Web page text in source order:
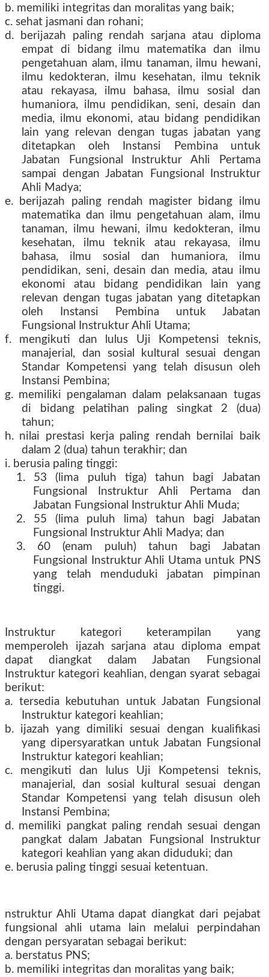
b. memiliki integritas dan moralitas yang baik;
c. sehat jasmani dan rohani;
d. berijazah paling rendah sarjana atau diploma
empat di bidang ilmu matematika dan ilmu
pengetahuan alam, ilmu tanaman, ilmu hewani,
ilmu kedokteran, ilmu kesehatan, ilmu teknik
atau rekayasa, ilmu bahasa, ilmu sosial dan
humaniora, ilmu pendidikan, seni, desain dan
media, ilmu ekonomi, atau bidang pendidikan
lain yang relevan dengan tugas jabatan yang
ditetapkan oleh Instansi Pembina untuk
Jabatan Fungsional Instruktur Ahli Pertama
sampai dengan Jabatan Fungsional Instruktur
Ahli Madya;
e. berijazah paling rendah magister bidang ilmu
matematika dan ilmu pengetahuan alam, ilmu
tanaman, ilmu hewani, ilmu kedokteran, ilmu
kesehatan, ilmu teknik atau rekayasa, ilmu
bahasa, ilmu sosial dan humaniora, ilmu
pendidikan, seni, desain dan media, atau ilmu
ekonomi atau bidang pendidikan lain yang
relevan dengan tugas jabatan yang ditetapkan
oleh Instansi Pembina untuk Jabatan
Fungsional Instruktur Ahli Utama;
f. mengikuti dan lulus Uji Kompetensi teknis,
manajerial, dan sosial kultural sesuai dengan
Standar Kompetensi yang telah disusun oleh
Instansi Pembina;
g. memiliki pengalaman dalam pelaksanaan tugas
di bidang pelatihan paling singkat 2 (dua)
tahun;
h. nilai prestasi kerja paling rendah bernilai baik
dalam 2 (dua) tahun terakhir; dan
i. berusia paling tinggi:
1. 53 (lima puluh tiga) tahun bagi Jabatan
Fungsional Instruktur Ahli Pertama dan
Jabatan Fungsional Instruktur Ahli Muda;
2. 55 (lima puluh lima) tahun bagi Jabatan
Fungsional Instruktur Ahli Madya; dan
3. 60 (enam puluh) tahun bagi Jabatan
Fungsional Instruktur Ahli Utama untuk PNS
yang telah menduduki jabatan pimpinan
tinggi.
Instruktur kategori keterampilan yang
memperoleh ijazah sarjana atau diploma empat
dapat diangkat dalam Jabatan Fungsional
Instruktur kategori keahlian, dengan syarat sebagai
berikut:
a. tersedia kebutuhan untuk Jabatan Fungsional
Instruktur kategori keahlian;
b. ijazah yang dimiliki sesuai dengan kualifikasi
yang dipersyaratkan untuk Jabatan Fungsional
Instruktur kategori keahlian;
c. mengikuti dan lulus Uji Kompetensi teknis,
manajerial, dan sosial kultural sesuai dengan
Standar Kompetensi yang telah disusun oleh
Instansi Pembina;
d. memiliki pangkat paling rendah sesuai dengan
pangkat dalam Jabatan Fungsional Instruktur
kategori keahlian yang akan diduduki; dan
e. berusia paling tinggi sesuai ketentuan.
nstruktur Ahli Utama dapat diangkat dari pejabat
fungsional ahli utama lain melalui perpindahan
dengan persyaratan sebagai berikut:
a. berstatus PNS;
b. memiliki integritas dan moralitas yang baik;